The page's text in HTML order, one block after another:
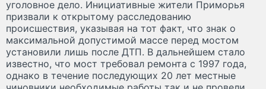
уголовное дело. Инициативные жители Приморья
призвали к открытому расследованию
происшествия, указывая на тот факт, что знак о
максимальной допустимой массе перед мостом
установили лишь после ДТП. В дальнейшем стало
известно, что мост требовал ремонта с 1997 года,
однако в течение последующих 20 лет местные